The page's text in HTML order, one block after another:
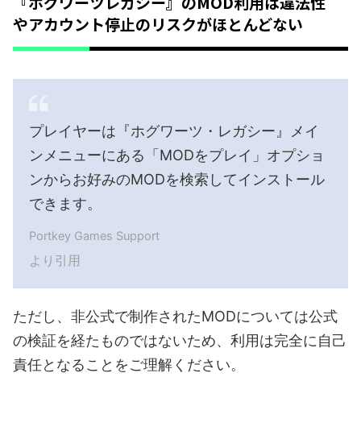
やアカウント停止のリスクがほとんどない
プレイヤーは『ホグワーツ・レガシー』メイ
ンメニューにある「MODをプレイ」オプショ
ンからお好みのMODを検索してインストール
できます。
Portkey Games Support
より引用
ただし、非公式で制作されたMODについては公式
の検証を経たものではないため、利用は完全に自己
責任となることをご理解ください。